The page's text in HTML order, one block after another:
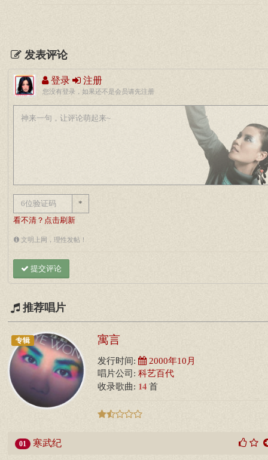
发表评论
登录 注册
您没有登录，如果还不是会员请先注册
*
看不清？点击刷新
文明上网，理性发帖！
提交评论
推荐唱片
专辑 寓言
发行时间: 2000年10月
唱片公司: 科艺百代
收录歌曲: 14 首
01 寒武纪